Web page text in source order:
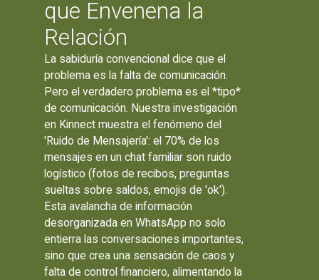
que Envenena la
Relación
La sabiduría convencional dice que el
problema es la falta de comunicación.
Pero el verdadero problema es el *tipo*
de comunicación. Nuestra investigación
en Kinnect muestra el fenómeno del
'Ruido de Mensajería': el 70% de los
mensajes en un chat familiar son ruido
logístico (fotos de recibos, preguntas
sueltas sobre saldos, emojis de 'ok').
Esta avalancha de información
desorganizada en WhatsApp no solo
entierra las conversaciones importantes,
sino que crea una sensación de caos y
falta de control financiero, alimentando la